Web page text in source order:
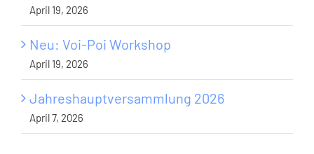
April 19, 2026
Neu: Voi-Poi Workshop
April 19, 2026
Jahreshauptversammlung 2026
April 7, 2026